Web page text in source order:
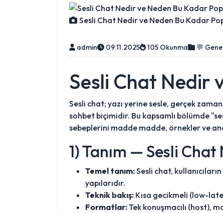
Sesli Chat Nedir ve Neden Bu Kadar
admin 09.11.2025 105 Okunma 💬
Sesli Chat Nedir
Sesli chat; yazı yerine sesle, gerçek
sohbet biçimidir. Bu kapsamlı bölümde
sebeplerini madde madde, örnekler ve
1) Tanım — Sesli
Temel tanım:Sesli chat,
yapılarıdır.
Teknik bakış: Kısa gecikmeli (low-
Formatlar:Tek konuşmacılı (host),